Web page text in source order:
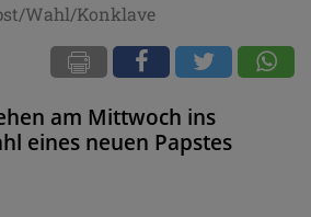
Wahl/Konklave
am Mittwoch ins
eines neuen Papstes